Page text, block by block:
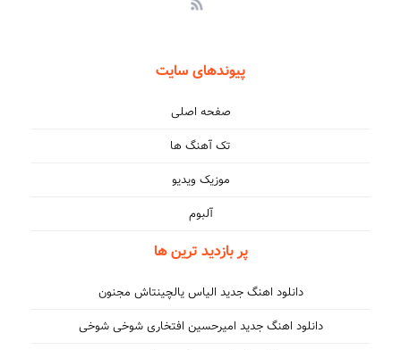
پیوندهای سایت
صفحه اصلی
تک آهنگ ها
موزیک ویدیو
آلبوم
پر بازدید ترین ها
دانلود اهنگ جدید الیاس یالچینتاش مجنون
دانلود اهنگ جدید امیرحسین افتخاری شوخی شوخی